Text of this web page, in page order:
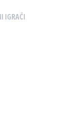
IGRAČI